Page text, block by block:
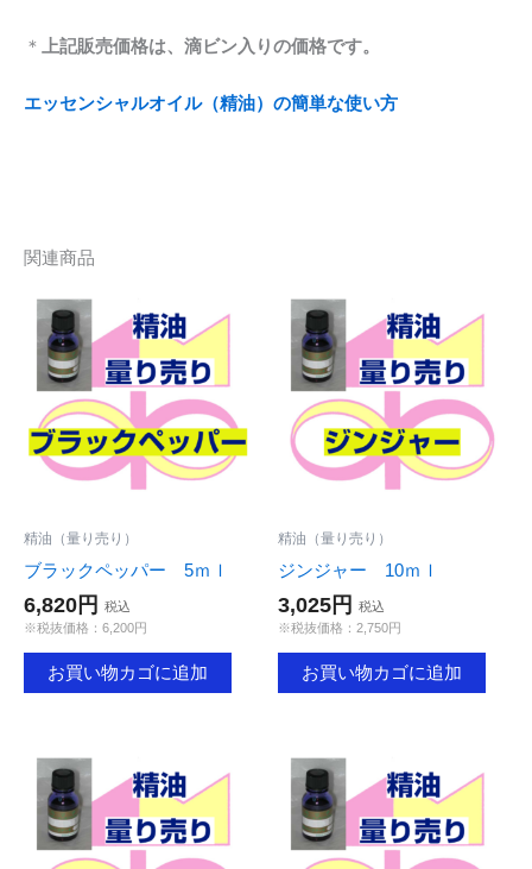
＊ 上記販売価格は、滴ビン入りの価格です。
エッセンシャルオイル（精油）の簡単な使い方
関連商品
精油（量り売り）
ブラックペッパー 5ｍｌ
6,820円
税込
※税抜価格：6,200円
お買い物カゴに追加
精油（量り売り）
ジンジャー 10ｍｌ
3,025円
税込
※税抜価格：2,750円
お買い物カゴに追加